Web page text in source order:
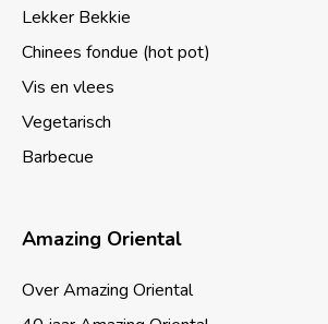
Lekker Bekkie
Chinees fondue (hot pot)
Vis en vlees
Vegetarisch
Barbecue
Amazing Oriental
Over Amazing Oriental